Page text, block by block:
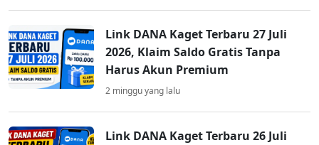
Link DANA Kaget Terbaru 27 Juli
2026, Klaim Saldo Gratis Tanpa
Harus Akun Premium
2 minggu yang lalu
Link DANA Kaget Terbaru 26 Juli